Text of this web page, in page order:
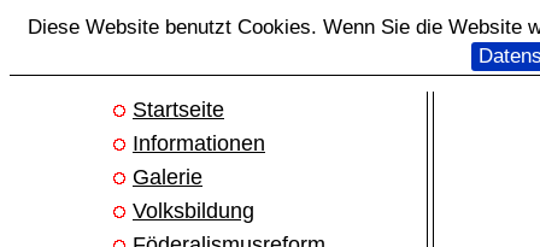
Diese Website benutzt Cookies. Wenn Sie die Website
Startseite
Informationen
Galerie
Volksbildung